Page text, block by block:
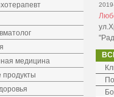
медицина
продукты